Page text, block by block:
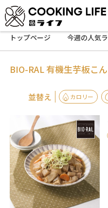
トップページ 今週の人気
BIO-RAL 有機生芋板こ
並替え カロリー